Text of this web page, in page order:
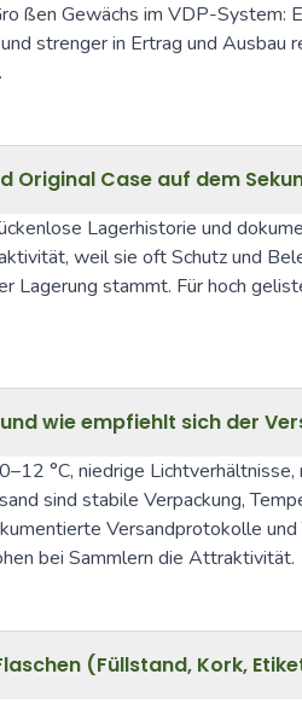
ßen Gewächs im VDP-
strenger in Ertrag und
Original Case auf dem
Lagerhistorie und
weil sie oft Schutz und
Lagerung stammt. Für hoch
wie empfiehlt sich der
°C, niedrige
sind stabile Verpackung,
Versandprotokolle
bei Sammlern die Attraktivität.
(Füllstand, Kork,